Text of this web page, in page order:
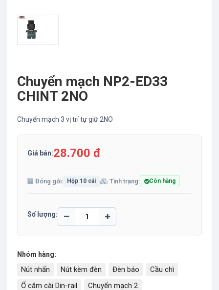
Chuyển mạch NP2-ED33
CHINT 2NO
Chuyển mạch 3 vị trí tự giữ 2NO
Giá bán:28.700 đ
Đóng gói: Hộp 10 cái Tình trạng: Còn hàng
Số lượng:
Nhóm hàng:
Nút nhấn Nút kèm đèn Đèn báo
Cầu chì
Ổ cắm cài Din-rail
Chuyển mạch 2